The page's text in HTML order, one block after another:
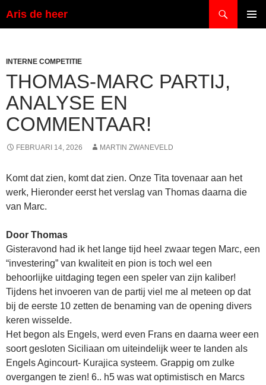
naar
Aris de heer
INTERNE COMPETITIE
THOMAS-MARC PARTIJ,
ANALYSE EN
COMMENTAAR!
FEBRUARI 14, 2026 MARTIN ZWANEVELD
Komt dat zien, komt dat zien. Onze Tita tovenaar aan het
werk, Hieronder eerst het verslag van Thomas daarna die
van Marc.
Door Thomas
Gisteravond had ik het lange tijd heel zwaar tegen Marc, een
“investering” van kwaliteit en pion is toch wel een
behoorlijke uitdaging tegen een speler van zijn kaliber!
Tijdens het invoeren van de partij viel me al meteen op dat
bij de eerste 10 zetten de benaming van de opening divers
keren wisselde.
Het begon als Engels, werd even Frans en daarna weer een
soort gesloten Siciliaan om uiteindelijk weer te landen als
Engels Agincourt- Kurajica systeem. Grappig om zulke
overgangen te zien! 6.. h5 was wat optimistisch en Marcs